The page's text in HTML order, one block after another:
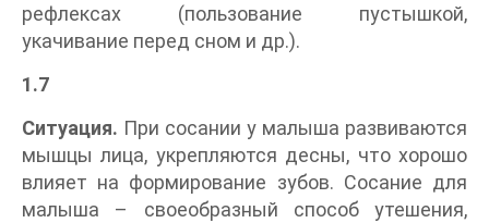
рефлексах (пользование пустышкой,
укачивание перед сном и др.).
1.7
Ситуация. При сосании у малыша развиваются
мышцы лица, укрепляются десны, что хорошо
влияет на формирование зубов. Сосание для
малыша – своеобразный способ утешения,